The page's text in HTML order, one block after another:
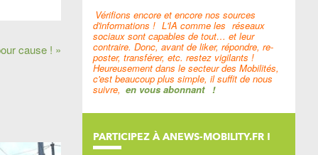
cause ! »
Vérifions encore et encore nos sources
d'informations ! L'IA comme les réseaux
sociaux sont capables de tout… et leur
contraire. Donc, avant de liker, répondre, re-
poster, transférer, etc. restez vigilants !
Heureusement dans le secteur des Mobilités,
c'est beaucoup plus simple, il suffit de nous
suivre, en vous abonnant !
PARTICIPEZ À ANEWS-MOBILITY.FR !